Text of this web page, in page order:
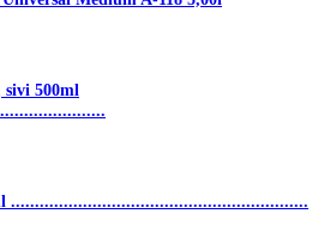
500ml
..............................................................